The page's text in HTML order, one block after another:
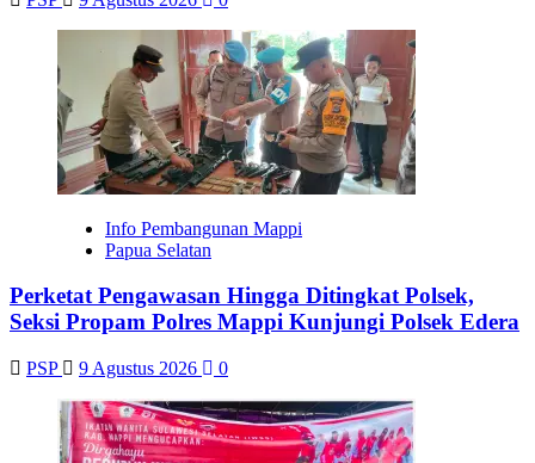
Info Pembangunan Mappi
Papua Selatan
Perketat Pengawasan Hingga Ditingkat Polsek,
Seksi Propam Polres Mappi Kunjungi Polsek Edera
PSP 9 Agustus 2026 0